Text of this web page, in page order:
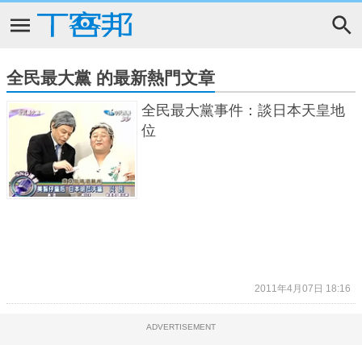
全民最大黨 的最新熱門文章
全民最大黨事件：談日本天皇地
位
2011年4月07日 18:16
ADVERTISEMENT